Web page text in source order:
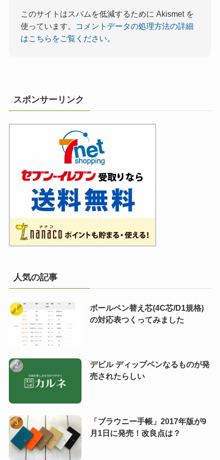
このサイトはスパムを低減するために Akismet を
使っています。
コメントデータの処理方法の詳細
はこちらをご覧ください。
スポンサーリンク
人気の記事
ボールペン替え芯(4C芯/D1規格)
の対応表つくってみました
デビル ディップペンなるものが発
売されたらしい
「ブラウニー手帳」2017年版が9
月1日に発売！改良点は？